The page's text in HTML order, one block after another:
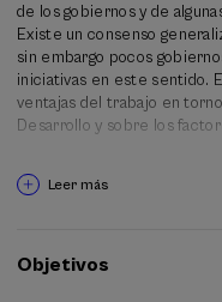
de los gobiernos y de
Existe un consenso
sin embargo pocos
iniciativas en este sentido.
ventajas del trabajo en
Desarrollo y sobre los
Leer más
Objetivos